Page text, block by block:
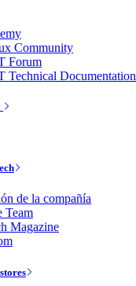
Community
Forum
Technical Documentation
de la compañía
Team
Magazine